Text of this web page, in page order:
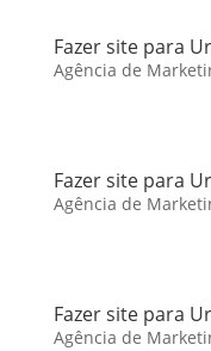
Fazer site para
Agência de
Fazer site para
Agência de
Fazer site para
Agência de